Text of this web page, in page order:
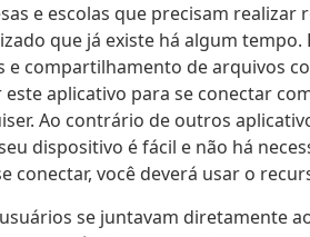
e escolas que precisam
que já existe há algum
e compartilhamento de arquivos
aplicativo para se conectar
Ao contrário de outros
dispositivo é fácil e não há
conectar, você deverá usar o
se juntavam diretamente